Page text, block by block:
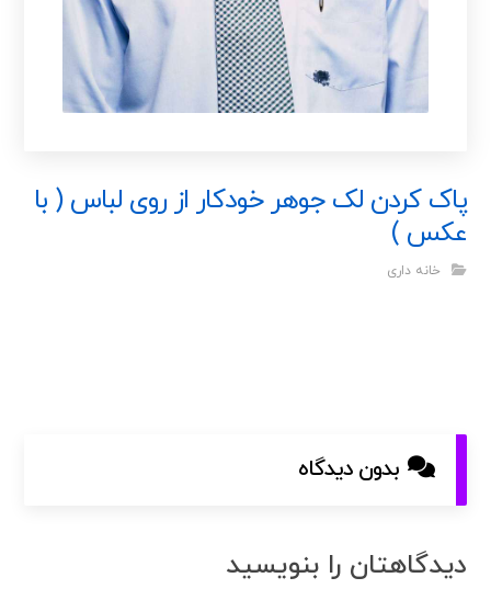
پاک کردن لک جوهر خودکار از روی لباس ( با
عکس )
خانه داری
بدون دیدگاه
دیدگاهتان را بنویسید